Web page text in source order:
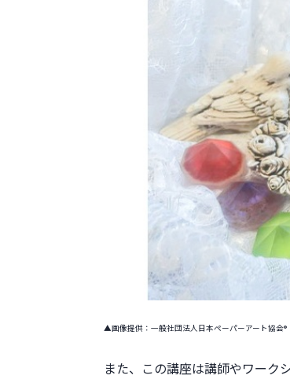
▲画像提供：一般社団法人日本ペーパーアート協会®
また、この講座は講師やワーク